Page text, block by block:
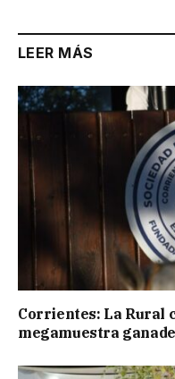
LEER MÁS
Corrientes: La Rural
megamuestra